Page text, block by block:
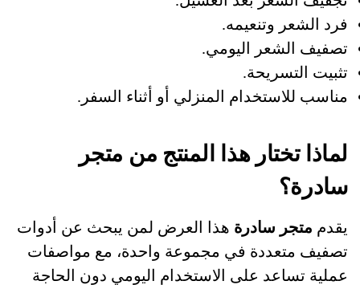
فرد الشعر وتنعيمه.
تصفيف الشعر اليومي.
تثبيت التسريحة.
مناسب للاستخدام المنزلي أو أثناء السفر.
لماذا تختار هذا المنتج من متجر
سادرة؟
يقدم متجر سادرة هذا العرض لمن يبحث عن أدوات
تصفيف متعددة في مجموعة واحدة، مع مواصفات
عملية تساعد على الاستخدام اليومي دون الحاجة